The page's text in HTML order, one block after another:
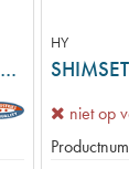
BORGPLAAT BINNENMOER VOORWIEL
HY
niet op